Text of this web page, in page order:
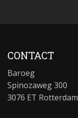
CONTACT
Baroeg
Spinozaweg 300
3076 ET Rotterdam